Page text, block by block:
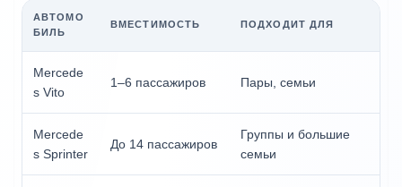
АВТОМО
БИЛЬ
ВМЕСТИМОСТЬ ПОДХОДИТ ДЛЯ
Mercede
s Vito
1–6 пассажиров Пары, семьи
Mercede
s Sprinter
До 14 пассажиров
Группы и большие
семьи